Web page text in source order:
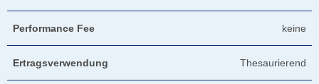
Performance Fee keine
Ertragsverwendung Thesaurierend